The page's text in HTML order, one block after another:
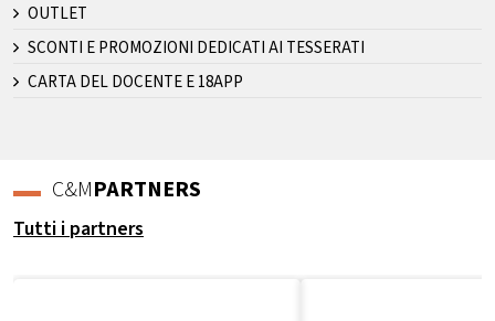
OUTLET
SCONTI E PROMOZIONI DEDICATI AI TESSERATI
CARTA DEL DOCENTE E 18APP
C&MPARTNERS
Tutti i partners